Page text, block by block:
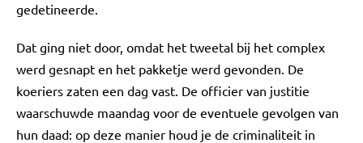
gedetineerde.
Dat ging niet door, omdat het tweetal bij het complex
werd gesnapt en het pakketje werd gevonden. De
koeriers zaten een dag vast. De officier van justitie
waarschuwde maandag voor de eventuele gevolgen van
hun daad: op deze manier houd je de criminaliteit in